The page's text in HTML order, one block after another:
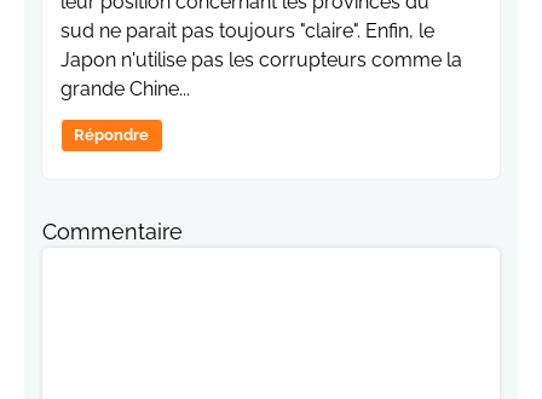
sud ne parait pas toujours "claire". Enfin, le
Japon n'utilise pas les corrupteurs comme la
grande Chine...
Répondre
Commentaire